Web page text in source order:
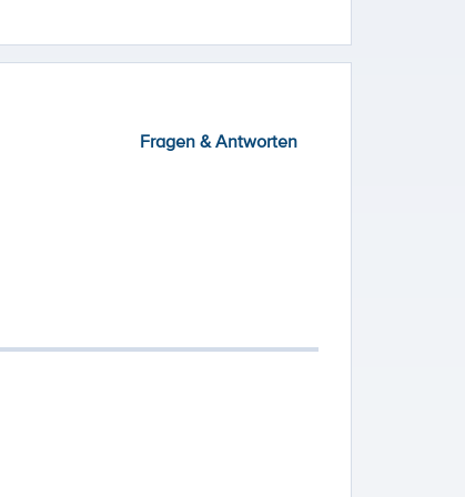
Fragen & Antworten